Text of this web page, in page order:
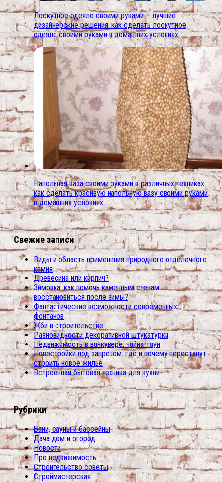
Лоскутное одеяло своими руками – лучшие
дизайнерские решения. как сделать лоскутное
одеяло своими руками в домашних условиях
Напольная ваза своими руками в различных техниках.
как сделать красивую напольную вазу своими руками
в домашних условиях
Свежие записи
Виды и область применения природного отделочного
камня
Древесина или кирпич?
Зимовка: как помочь каменным стенам
восстановиться после зимы?
Фантастические возможности современных
фонтанов
Жби в строительстве
Разновидности декоративной штукатурки
Недвижимость в ванкувере: чайна-таун
Новостройки под запретом: где и почему перестанут
строить новое жилье
Встроенная бытовая техника для кухни
Рубрики
Бани, сауны и бассейны
Дача дом и огород
Новости
Про недвижимость
Строительство советы
Строймастерская